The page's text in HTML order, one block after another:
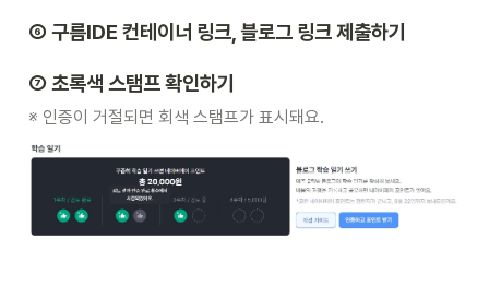
⑥ 구름IDE 컨테이너 링크, 블로그 링크 제출하기
⑦ 초록색 스탬프 확인하기
※ 인증이 거절되면 회색 스탬프가 표시돼요.